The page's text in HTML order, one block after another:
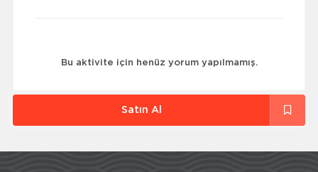
Bu aktivite için henüz yorum yapılmamış.
Satın Al